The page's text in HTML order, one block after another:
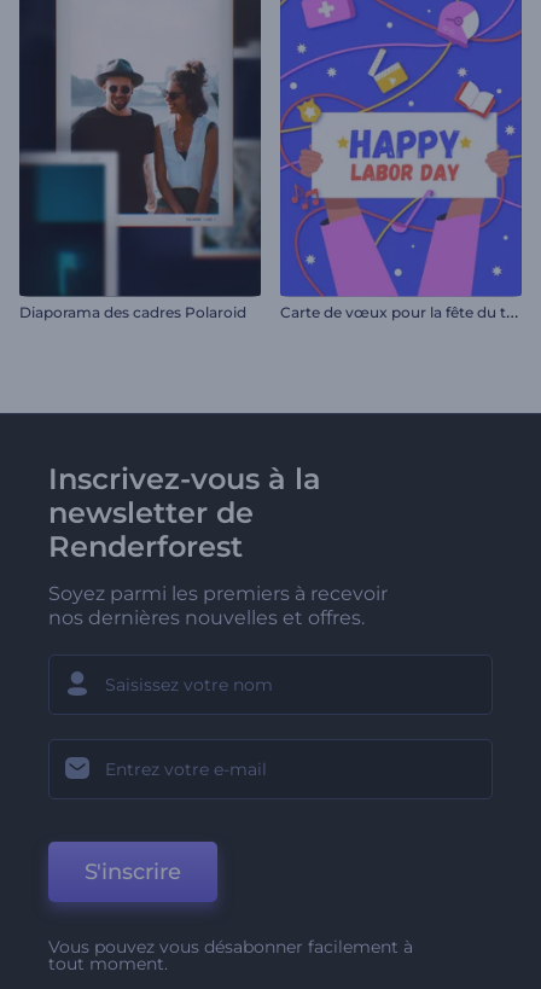
Diaporama des cadres Polaroid C
arte de vœux pour la fête du travail
Inscrivez-vous à la
newsletter de
Renderforest
Soyez parmi les premiers à recevoir
nos dernières nouvelles et offres.
S'inscrire
Vous pouvez vous désabonner facilement à
tout moment.